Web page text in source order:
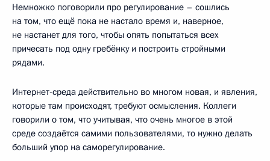
Немножко поговорили про регулирование – сошлись
на том, что ещё пока не настало время и, наверное,
не настанет для того, чтобы опять попытаться всех
причесать под одну гребёнку и построить стройными
рядами.
Интернет-среда действительно во многом новая, и явления,
которые там происходят, требуют осмысления. Коллеги
говорили о том, что учитывая, что очень многое в этой
среде создаётся самими пользователями, то нужно делать
больший упор на саморегулирование.